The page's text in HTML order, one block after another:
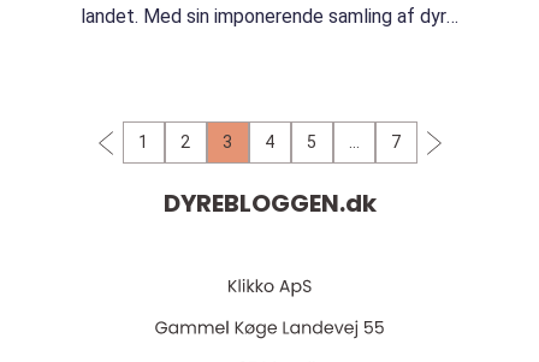
landet. Med sin imponerende samling af dyr,
1 2 3 4 5 7
DYREBLOGGEN.dk